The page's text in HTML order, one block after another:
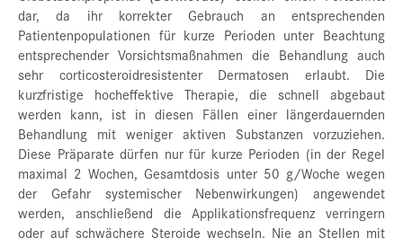
dar, da ihr korrekter Gebrauch an entsprechenden
Patientenpopulationen für kurze Perioden unter Beachtung
entsprechender Vorsichtsmaßnahmen die Behandlung auch
sehr corticosteroidresistenter Dermatosen erlaubt. Die
kurzfristige hocheffektive Therapie, die schnell abgebaut
werden kann, ist in diesen Fällen einer längerdauernden
Behandlung mit weniger aktiven Substanzen vorzuziehen.
Diese Präparate dürfen nur für kurze Perioden (in der Regel
maximal 2 Wochen, Gesamtdosis unter 50 g/Woche wegen
der Gefahr systemischer Nebenwirkungen) angewendet
werden, anschließend die Applikationsfrequenz verringern
oder auf schwächere Steroide wechseln. Nie an Stellen mit